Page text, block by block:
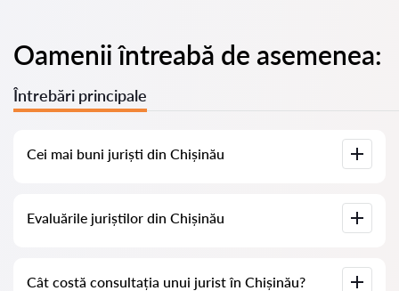
Oamenii întreabă de asemenea:
Întrebări principale
Cei mai buni juriști din Chișinău
informații complete. Prețuri, evaluări, numere de telefon și
Evaluările juriștilor din Chișinău
ștergem evaluările negative și nu există posibilitatea de a le
Cât costă consultația unui jurist în Chișinău?